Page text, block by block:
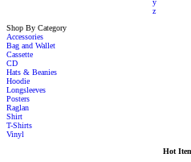
y
z
Shop By Category
Accessories
Bag and Wallet
Cassette
CD
Hats & Beanies
Hoodie
Longsleeves
Posters
Raglan
Shirt
T-Shirts
Vinyl
Hot